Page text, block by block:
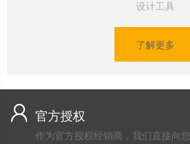
设计工具
了解更多
官方授权
作为官方授权经销商，我们直接向